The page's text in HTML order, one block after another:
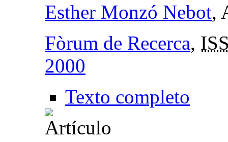
Esther Monzó Nebot,
Fòrum de Recerca,
2000
Texto completo